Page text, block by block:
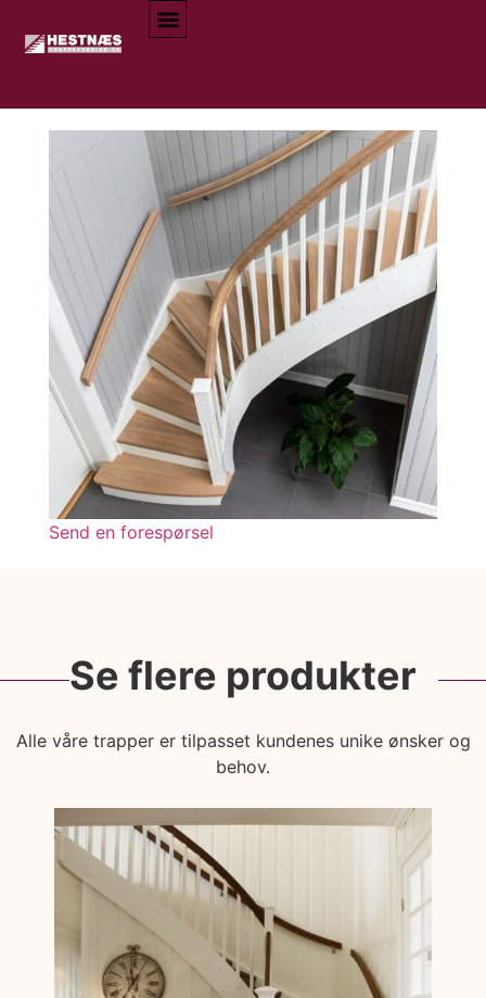
Send en forespørsel
Se flere produkter
Alle våre trapper er tilpasset kundenes unike ønsker og
behov.